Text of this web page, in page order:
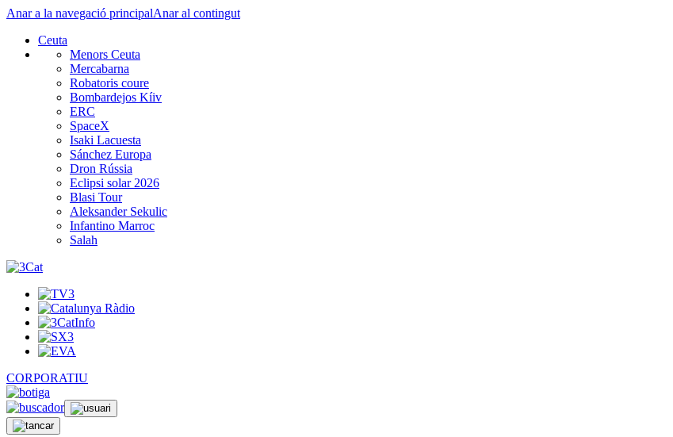
Anar a la navegació principalAnar al contingut
Ceuta
Menors Ceuta
Mercabarna
Robatoris coure
Bombardejos Kíiv
ERC
SpaceX
Isaki Lacuesta
Sánchez Europa
Dron Rússia
Eclipsi solar 2026
Blasi Tour
Aleksander Sekulic
Infantino Marroc
Salah
CORPORATIU